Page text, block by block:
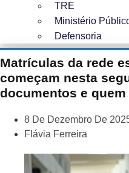
TRE
Ministério
Defensoria
Matrículas da rede
começam nesta
documentos e
8 De Dezembro De
Flávia Ferreira